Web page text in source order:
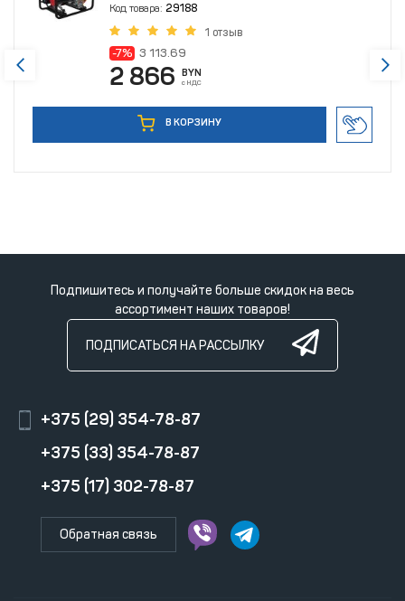
Код товара: 29188
1 отзыв
-7% 3 113.69
2 866 BYN
с НДС
В КОРЗИНУ
Подпишитесь и получайте больше скидок на весь
ассортимент наших товаров!
ПОДПИСАТЬСЯ НА РАССЫЛКУ
+375 (29) 354-78-87
+375 (33) 354-78-87
+375 (17) 302-78-87
Обратная связь